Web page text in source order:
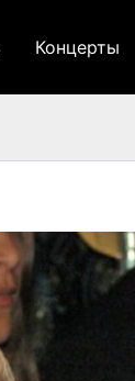
Концерты